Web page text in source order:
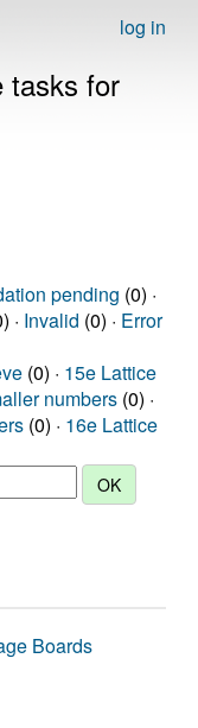
log in
tasks for
pending (0) ·
· Invalid (0) · Error
(0) · 15e Lattice
numbers (0) ·
(0) · 16e Lattice
Boards